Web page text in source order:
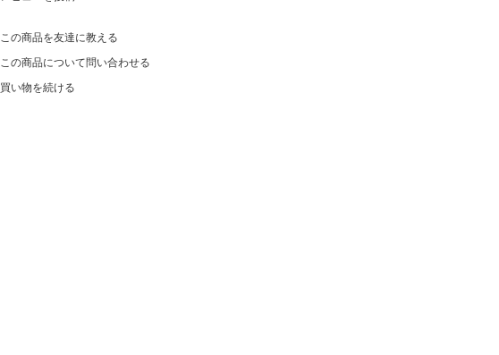
この商品を友達に教える
この商品について問い合わせる
買い物を続ける